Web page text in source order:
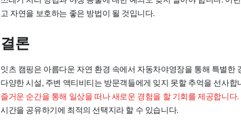
고 자연을 보호하는 좋은 방법이 될 것입니다.
결론
잇츠 캠핑은 아름다운 자연 환경 속에서 자동차야영장을 통해 특별한
다양한 시설, 주변 액티비티는 방문객들에게 잊지 못할 추억을 선사합
즐거운 순간을 통해 일상을 떠나 새로운 경험을 할 기회를 제공합니다.
시간을 공유하기에 최적의 선택지라 할 수 있습니다.